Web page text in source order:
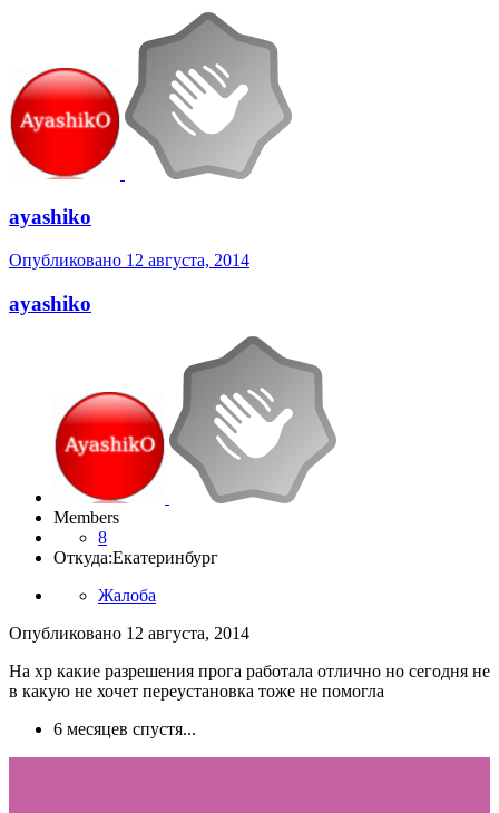
ayashiko
Опубликовано 12 августа, 2014
ayashiko
Members
8
Откуда:Екатеринбург
Жалоба
Опубликовано 12 августа, 2014
На хр какие разрешения прога работала отлично но сегодня не
в какую не хочет переустановка тоже не помогла
6 месяцев спустя...